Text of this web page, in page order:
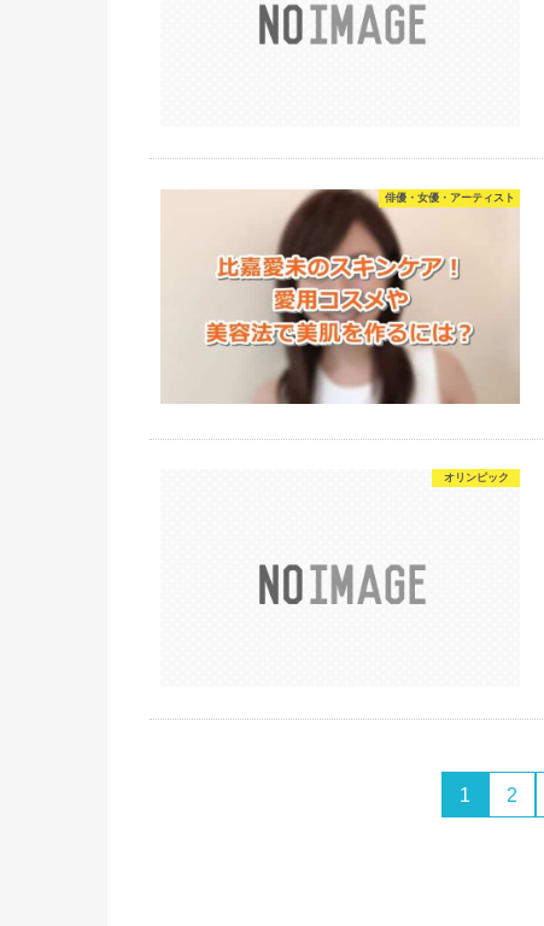
俳優・女優・アーティスト
オリンピック
1 2